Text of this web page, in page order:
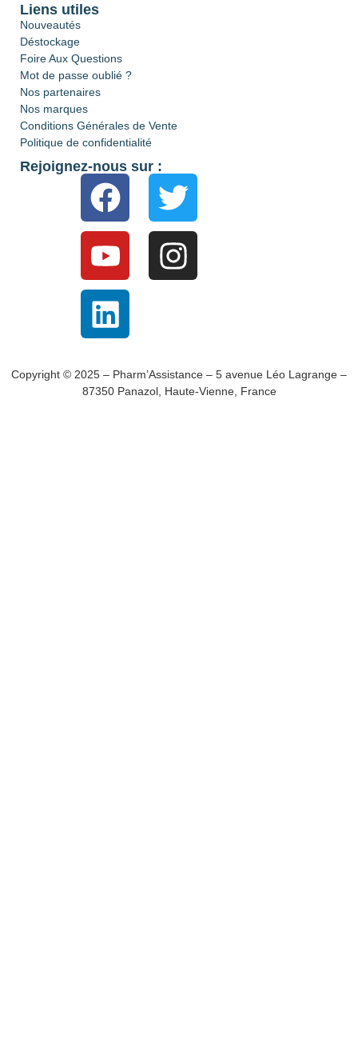
Liens utiles
Nouveautés
Déstockage
Foire Aux Questions
Mot de passe oublié ?
Nos partenaires
Nos marques
Conditions Générales de Vente
Politique de confidentialité
Rejoignez-nous sur :
Copyright © 2025 – Pharm’Assistance – 5 avenue Léo Lagrange –
87350 Panazol, Haute-Vienne, France